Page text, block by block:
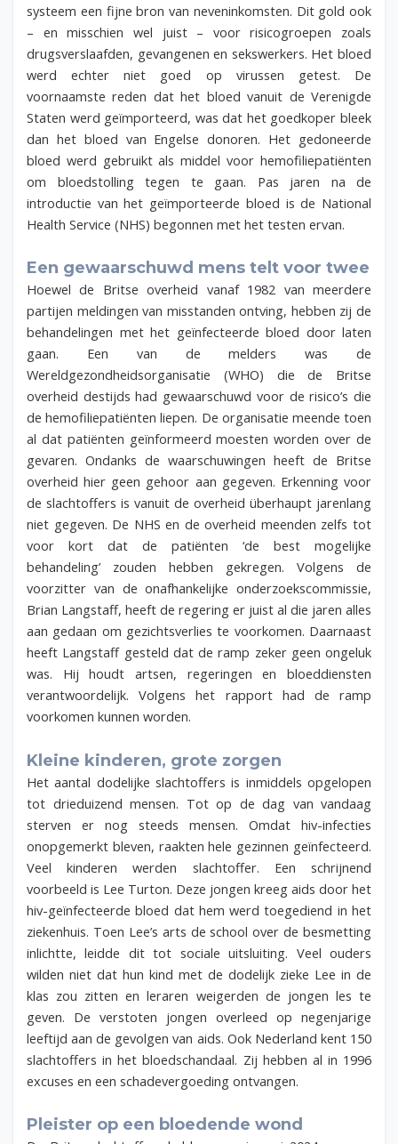
systeem een fijne bron van neveninkomsten. Dit gold ook
– en misschien wel juist – voor risicogroepen zoals
drugsverslaafden, gevangenen en sekswerkers. Het bloed
werd echter niet goed op virussen getest. De
voornaamste reden dat het bloed vanuit de Verenigde
Staten werd geïmporteerd, was dat het goedkoper bleek
dan het bloed van Engelse donoren. Het gedoneerde
bloed werd gebruikt als middel voor hemofiliepatiënten
om bloedstolling tegen te gaan. Pas jaren na de
introductie van het geïmporteerde bloed is de National
Health Service (NHS) begonnen met het testen ervan.
Een gewaarschuwd mens telt voor twee
Hoewel de Britse overheid vanaf 1982 van meerdere
partijen meldingen van misstanden ontving, hebben zij de
behandelingen met het geïnfecteerde bloed door laten
gaan. Een van de melders was de
Wereldgezondheidsorganisatie (WHO) die de Britse
overheid destijds had gewaarschuwd voor de risico’s die
de hemofiliepatiënten liepen. De organisatie meende toen
al dat patiënten geïnformeerd moesten worden over de
gevaren. Ondanks de waarschuwingen heeft de Britse
overheid hier geen gehoor aan gegeven. Erkenning voor
de slachtoffers is vanuit de overheid überhaupt jarenlang
niet gegeven. De NHS en de overheid meenden zelfs tot
voor kort dat de patiënten ‘de best mogelijke
behandeling’ zouden hebben gekregen. Volgens de
voorzitter van de onafhankelijke onderzoekscommissie,
Brian Langstaff, heeft de regering er juist al die jaren alles
aan gedaan om gezichtsverlies te voorkomen. Daarnaast
heeft Langstaff gesteld dat de ramp zeker geen ongeluk
was. Hij houdt artsen, regeringen en bloeddiensten
verantwoordelijk. Volgens het rapport had de ramp
voorkomen kunnen worden.
Kleine kinderen, grote zorgen
Het aantal dodelijke slachtoffers is inmiddels opgelopen
tot drieduizend mensen. Tot op de dag van vandaag
sterven er nog steeds mensen. Omdat hiv-infecties
onopgemerkt bleven, raakten hele gezinnen geïnfecteerd.
Veel kinderen werden slachtoffer. Een schrijnend
voorbeeld is Lee Turton. Deze jongen kreeg aids door het
hiv-geïnfecteerde bloed dat hem werd toegediend in het
ziekenhuis. Toen Lee’s arts de school over de besmetting
inlichtte, leidde dit tot sociale uitsluiting. Veel ouders
wilden niet dat hun kind met de dodelijk zieke Lee in de
klas zou zitten en leraren weigerden de jongen les te
geven. De verstoten jongen overleed op negenjarige
leeftijd aan de gevolgen van aids. Ook Nederland kent 150
slachtoffers in het bloedschandaal. Zij hebben al in 1996
excuses en een schadevergoeding ontvangen.
Pleister op een bloedende wond